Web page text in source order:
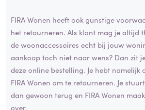
FIRA Wonen heeft ook gunstige
het retourneren. Als klant mag je altijd
de woonaccessoires echt bij jouw
aankoop toch niet naar wens? Dan zit
deze online bestelling. Je hebt
FIRA Wonen om te retourneren. Je
dan gewoon terug en FIRA Wonen
over.